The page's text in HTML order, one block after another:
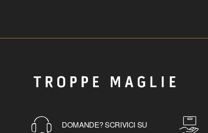
DOMANDE? SCRIVICI SU